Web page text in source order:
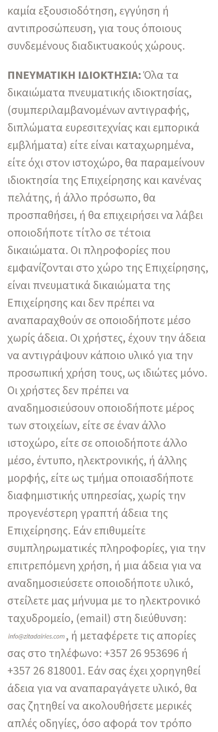
καμία εξουσιοδότηση, εγγύηση ή
αντιπροσώπευση, για τους όποιους
συνδεμένους διαδικτυακούς χώρους.
ΠΝΕΥΜΑΤΙΚΗ ΙΔΙΟΚΤΗΣΙΑ:Όλα τα
δικαιώματα πνευματικής ιδιοκτησίας,
(συμπεριλαμβανομένων αντιγραφής,
διπλώματα ευρεσιτεχνίας και εμπορικά
εμβλήματα) είτε είναι καταχωρημένα,
είτε όχι στον ιστοχώρο, θα παραμείνουν
ιδιοκτησία της Επιχείρησης και κανένας
πελάτης, ή άλλο πρόσωπο, θα
προσπαθήσει, ή θα επιχειρήσει να λάβει
οποιοδήποτε τίτλο σε τέτοια
δικαιώματα. Οι πληροφορίες που
εμφανίζονται στο χώρο της Επιχείρησης,
είναι πνευματικά δικαιώματα της
Επιχείρησης και δεν πρέπει να
αναπαραχθούν σε οποιοδήποτε μέσο
χωρίς άδεια. Οι χρήστες, έχουν την άδεια
να αντιγράψουν κάποιο υλικό για την
προσωπική χρήση τους, ως ιδιώτες μόνο.
Οι χρήστες δεν πρέπει να
αναδημοσιεύσουν οποιοδήποτε μέρος
των στοιχείων, είτε σε έναν άλλο
ιστοχώρο, είτε σε οποιοδήποτε άλλο
μέσο, έντυπο, ηλεκτρονικής, ή άλλης
μορφής, είτε ως τμήμα οποιασδήποτε
διαφημιστικής υπηρεσίας, χωρίς την
προγενέστερη γραπτή άδεια της
Επιχείρησης. Εάν επιθυμείτε
συμπληρωματικές πληροφορίες, για την
επιτρεπόμενη χρήση, ή μια άδεια για να
αναδημοσιεύσετε οποιοδήποτε υλικό,
στείλετε μας μήνυμα με το ηλεκτρονικό
ταχυδρομείο, (email) στη διεύθυνση:
, ή μεταφέρετε τις απορίες
σας στο τηλέφωνο: +357 26 953696 ή
+357 26 818001. Εάν σας έχει χορηγηθεί
άδεια για να αναπαραγάγετε υλικό, θα
σας ζητηθεί να ακολουθήσετε μερικές
απλές οδηγίες, όσο αφορά τον τρόπο